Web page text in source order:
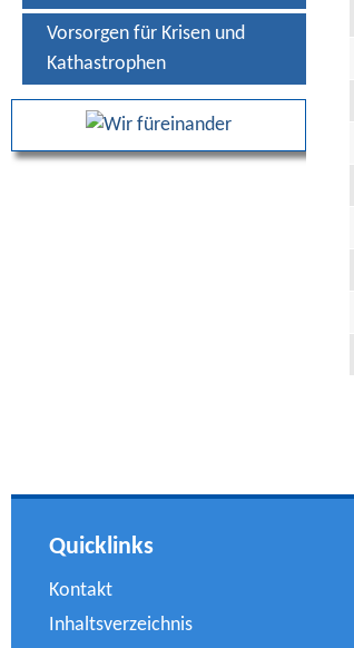
Vorsorgen für Krisen und
Kathastrophen
Quicklinks
Kontakt
Inhaltsverzeichnis